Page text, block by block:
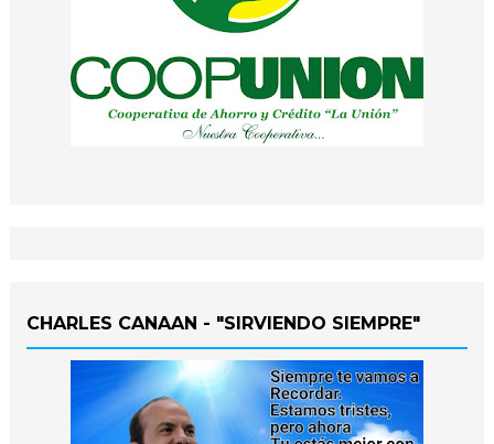
CHARLES CANAAN - "SIRVIENDO SIEMPRE"